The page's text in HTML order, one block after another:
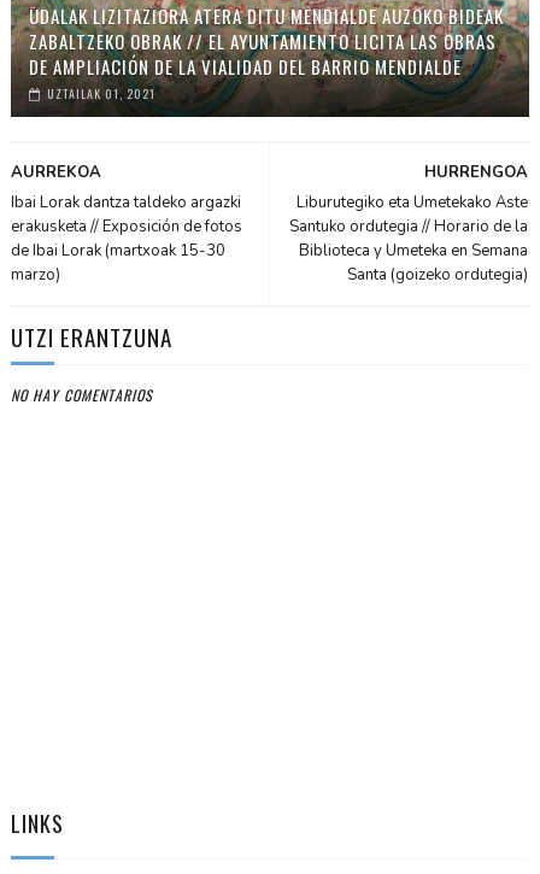
UDALAK LIZITAZIORA ATERA DITU MENDIALDE AUZOKO BIDEAK
ZABALTZEKO OBRAK // EL AYUNTAMIENTO LICITA LAS OBRAS
DE AMPLIACIÓN DE LA VIALIDAD DEL BARRIO MENDIALDE
UZTAILAK 01, 2021
HURRENGOA
Liburutegiko eta Umetekako Aste
Santuko ordutegia // Horario de la
Biblioteca y Umeteka en Semana
Santa (goizeko ordutegia)
AURREKOA
Ibai Lorak dantza taldeko argazki
erakusketa // Exposición de fotos
de Ibai Lorak (martxoak 15-30
marzo)
UTZI ERANTZUNA
NO HAY COMENTARIOS
LINKS